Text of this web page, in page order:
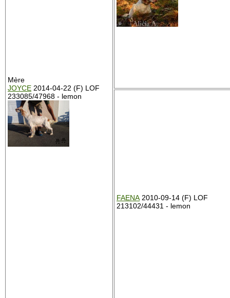
Mère
JOYCE 2014-04-22 (F) LOF
233085/47968 - lemon
FAENA 2010-09-14 (F) LOF
213102/44431 - lemon